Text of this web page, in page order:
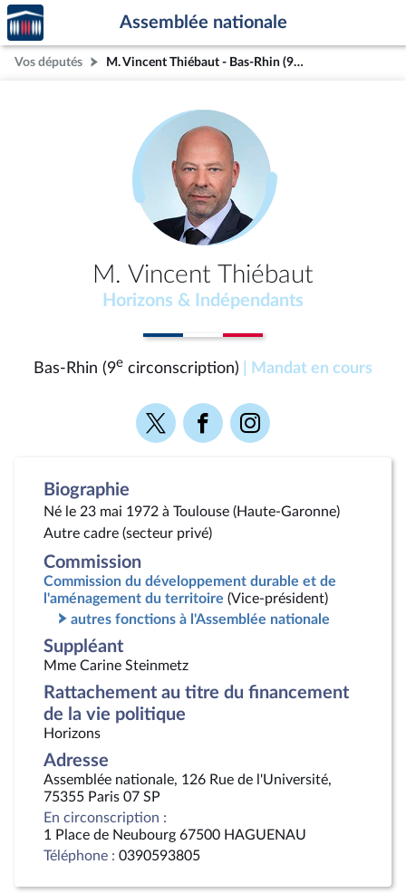
Aller au contenu
Aller en bas de la page
Accèder
à la
page
d'accueil
Assemblée nationale
Vos députés M. Vincent Thiébaut - Bas-Rhin (9e circonscription)
M. Vincent Thiébaut
Horizons & Indépendants
Bas-Rhin (9e circonscription) | Mandat en cours
Voir
la
Voir
la
Voir
la
Biographie
Né le 23 mai 1972 à Toulouse (Haute-Garonne)
Autre cadre (secteur privé)
Commission
Commission du développement durable et de
l'aménagement du territoire (Vice-président)
autres fonctions à l'Assemblée nationale
Suppléant
Mme Carine Steinmetz
Rattachement au titre du financement
de la vie politique
Horizons
Adresse
Assemblée nationale, 126 Rue de l'Université,
75355 Paris 07 SP
En circonscription :
1 Place de Neubourg 67500 HAGUENAU
Téléphone : 0390593805